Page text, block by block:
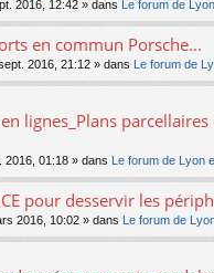
2016, 12:42 » dans Le forum de
en commun Porsche...
2016, 21:12 » dans Le forum de
lignes_Plans parcellaires
2016, 01:18 » dans Le forum de Lyon
pour desservir les
2016, 10:02 » dans Le forum de